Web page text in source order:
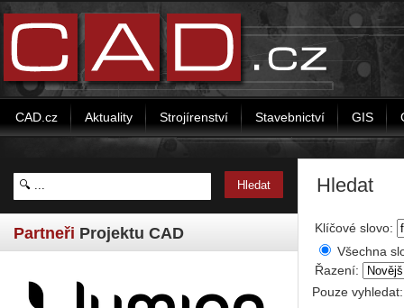
CAD.cz Aktuality Strojírenství Stavebnictví GIS
Partneři Projektu CAD
Hledat
Klíčové slovo:
Všechna
Řazení:
Pouze